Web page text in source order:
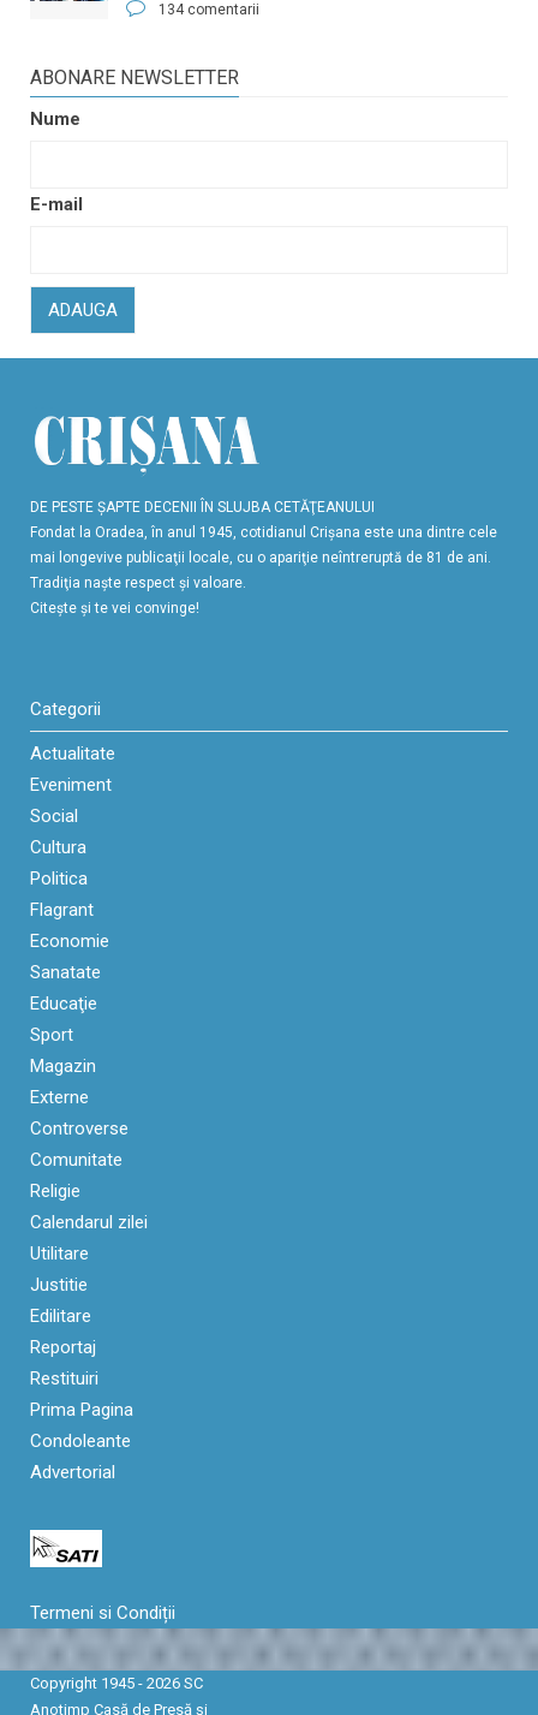
134 comentarii
ABONARE NEWSLETTER
Nume
E-mail
ADAUGA
DE PESTE ŞAPTE DECENII ÎN SLUJBA CETĂŢEANULUI
Fondat la Oradea, în anul 1945, cotidianul Crişana este una dintre cele
mai longevive publicaţii locale, cu o apariţie neîntreruptă de 81 de ani.
Tradiţia naşte respect şi valoare.
Citeşte şi te vei convinge!
Categorii
Actualitate
Eveniment
Social
Cultura
Politica
Flagrant
Economie
Sanatate
Educaţie
Sport
Magazin
Externe
Controverse
Comunitate
Religie
Calendarul zilei
Utilitare
Justitie
Edilitare
Reportaj
Restituiri
Prima Pagina
Condoleante
Advertorial
Termeni si Condiții
Copyright 1945 - 2026 SC
Anotimp Casă de Presă şi